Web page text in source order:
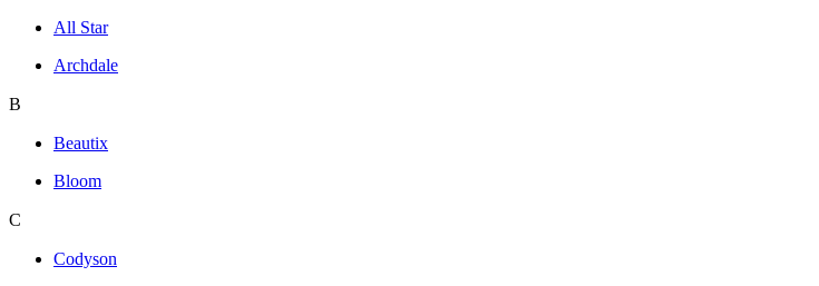
All Star
Archdale
B
Beautix
Bloom
C
Codyson